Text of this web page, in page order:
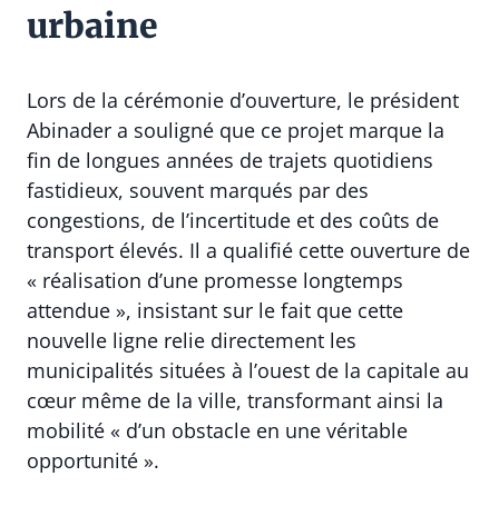
urbaine
Lors de la cérémonie d’ouverture, le président
Abinader a souligné que ce projet marque la
fin de longues années de trajets quotidiens
fastidieux, souvent marqués par des
congestions, de l’incertitude et des coûts de
transport élevés. Il a qualifié cette ouverture de
« réalisation d’une promesse longtemps
attendue », insistant sur le fait que cette
nouvelle ligne relie directement les
municipalités situées à l’ouest de la capitale au
cœur même de la ville, transformant ainsi la
mobilité « d’un obstacle en une véritable
opportunité ».